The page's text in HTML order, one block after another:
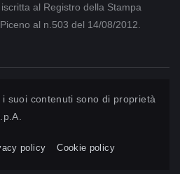
al Registro della Stampa
al n.503 del 14/08/2012.
suoi contenuti sono di proprietà
policy Cookie policy